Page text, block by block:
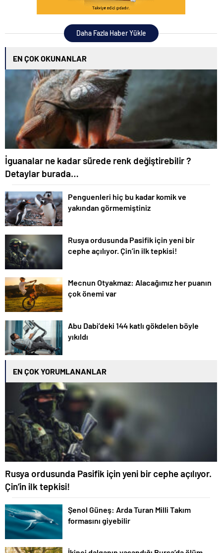
Daha Fazla Haber Yükle
EN ÇOK OKUNANLAR
İguanalar ne kadar sürede renk değiştirebilir ?
Detaylar burada…
Penguenleri hiç bu kadar komik ve
yakından görmemiştiniz
Rusya ordusunda Pasifik için yeni bir
cephe açılıyor. Çin’in ilk tepkisi!
Mecnun Otyakmaz: Alacağımız her puanın
çok önemi var
Abu Dabi’deki 144 katlı gökdelen böyle
yıkıldı
EN ÇOK YORUMLANANLAR
Rusya ordusunda Pasifik için yeni bir cephe açılıyor.
Çin’in ilk tepkisi!
Şenol Güneş: Arda Turan Milli Takım
formasını giyebilir